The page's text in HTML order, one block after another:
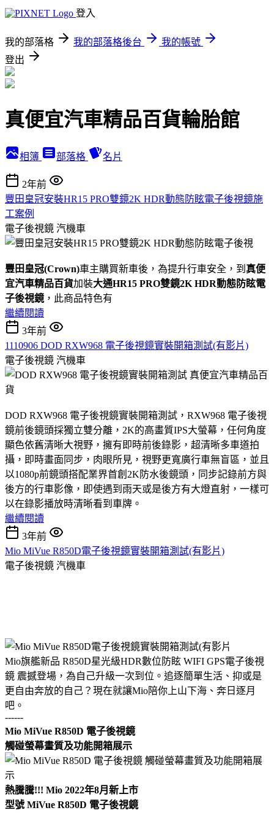
登入
我的部落格 我的部落格後台
我的帳號
登出
真便宜汽車精品百貨輪胎館
相簿 部落格 名片
2年前
豐田皇冠安裝HR15 PRO雙鏡2K HDR動態防眩電子後視鏡施
工案例
電子後視鏡 汽機車
豐田皇冠(Crown)車主購買新車後，為提升行車安全，到 真便
宜汽車精品百貨加裝大通HR15 PRO雙鏡2K HDR動態防眩電
子後視鏡 ，此商品特色有
繼續閱讀
3年前
1110906 DOD RXW968 電子後視鏡實裝開箱測試(有影片)
電子後視鏡 汽機車
DOD RXW968 電子後視鏡實裝開箱測試，RXW968 電子後視
鏡前後鏡頭採獨立雙分離，2K的高畫質IPS大螢幕，任何角度
顯色依舊清晰大視野，擁有即時前後錄影，超清晰多車道拍
攝，即時畫面同步，肉眼所見，視野更寬廣行車無盲區，並且
以1080p前鏡頭搭配業界首創2K防水後鏡頭，同步記錄前方與
後方的行車影像，即使遇到雨天或是後方有大燈直射，一樣可
以在錄影播放時清晰看到車牌。
繼續閱讀
3年前
Mio MiVue R850D電子後視鏡實裝開箱測試(有影片)
電子後視鏡 汽機車
Mio旗艦新品 R850D星光級HDR數位防眩 WIFI GPS電子後視
鏡 震撼登場，為自己升級一次到位。追逐簡單生活、抑或是
更自由奔放的自己？現在就讓Mio陪你上山下海、奔日逐月
吧。
------
Mio MiVue R850D 電子後視鏡
觸碰螢幕畫質及功能開箱展示
熱騰騰!!! Mio 2022年8月新上市
型號 MiVue R850D 電子後視鏡